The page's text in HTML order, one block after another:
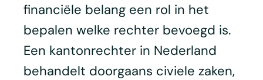
financiële belang een rol in het
bepalen welke rechter bevoegd is.
Een kantonrechter in Nederland
behandelt doorgaans civiele zaken,